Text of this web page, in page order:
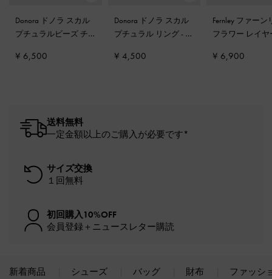
Donora ドノラ スカル
プチュラルビーズ チ
レット-ローズゴール
¥ 6,500
Donora ドノラ スカル
プチュラル リング- ロ
¥ 4,500
Fernley ファーン
フラワー レイヤ
ールド
¥ 6,900
送料無料
一定金額以上のご購入が必要です*
サイズ交換
１回無料
初回購入10%OFF
会員登録＋ニュースレター購読
新着商品 シューズ バッグ 財布 ファッシ